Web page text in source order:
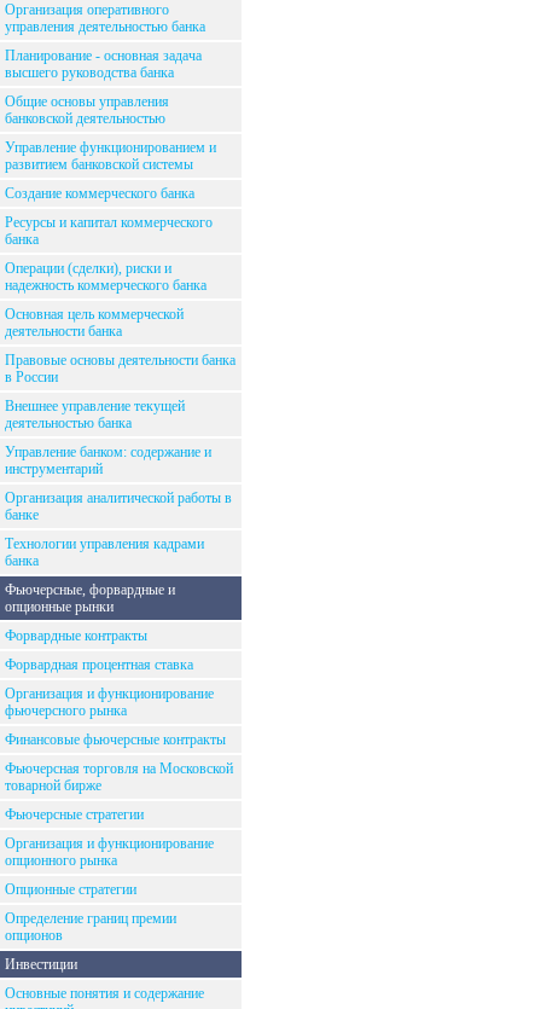
Организация оперативного
управления деятельностью банка
Планирование - основная задача
высшего руководства банка
Общие основы управления
банковской деятельностью
Управление функционированием и
развитием банковской системы
Создание коммерческого банка
Ресурсы и капитал коммерческого
банка
Операции (сделки), риски и
надежность коммерческого банка
Основная цель коммерческой
деятельности банка
Правовые основы деятельности банка
в России
Внешнее управление текущей
деятельностью банка
Управление банком: содержание и
инструментарий
Организация аналитической работы в
банке
Технологии управления кадрами
банка
Фьючерсные, форвардные и
опционные рынки
Форвардные контракты
Форвардная процентная ставка
Организация и функционирование
фьючерсного рынка
Финансовые фьючерсные контракты
Фьючерсная торговля на Московской
товарной бирже
Фьючерсные стратегии
Организация и функционирование
опционного рынка
Опционные стратегии
Определение границ премии
опционов
Инвестиции
Основные понятия и содержание